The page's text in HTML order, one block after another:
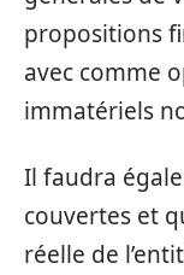
propositions
avec comme
immatériels
Il faudra
couvertes et
réelle de